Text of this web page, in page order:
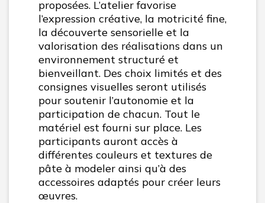
proposées. L’atelier favorise
l’expression créative, la motricité fine,
la découverte sensorielle et la
valorisation des réalisations dans un
environnement structuré et
bienveillant. Des choix limités et des
consignes visuelles seront utilisés
pour soutenir l’autonomie et la
participation de chacun. Tout le
matériel est fourni sur place. Les
participants auront accès à
différentes couleurs et textures de
pâte à modeler ainsi qu’à des
accessoires adaptés pour créer leurs
œuvres.